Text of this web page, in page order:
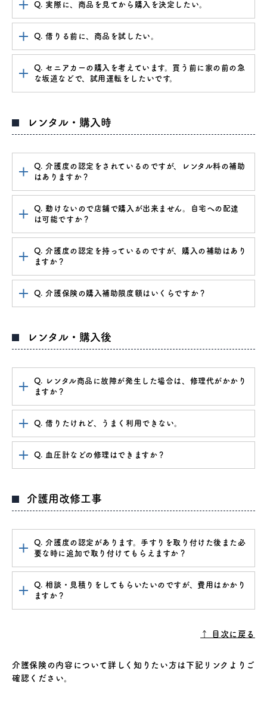
Q. 実際に、商品を見てから購入を決定したい。
Q. 借りる前に、商品を試したい。
Q. セニアカーの購入を考えています。買う前に家の前の急
な坂道などで、試用運転をしたいです。
レンタル・購入時
Q. 介護度の認定をされているのですが、レンタル料の補助
はありますか？
Q. 動けないので店舗で購入が出来ません。自宅への配達
は可能ですか？
Q. 介護度の認定を持っているのですが、購入の補助はあり
ますか？
Q. 介護保険の購入補助限度額はいくらですか？
レンタル・購入後
Q. レンタル商品に故障が発生した場合は、修理代がかかり
ますか？
Q. 借りたけれど、うまく利用できない。
Q. 血圧計などの修理はできますか？
介護用改修工事
Q. 介護度の認定があります。手すりを取り付けた後また必
要な時に追加で取り付けてもらえますか？
Q. 相談・見積りをしてもらいたいのですが、費用はかかり
ますか？
↑ 目次に戻る
介護保険の内容について詳しく知りたい方は下記リンクよりご
確認ください。